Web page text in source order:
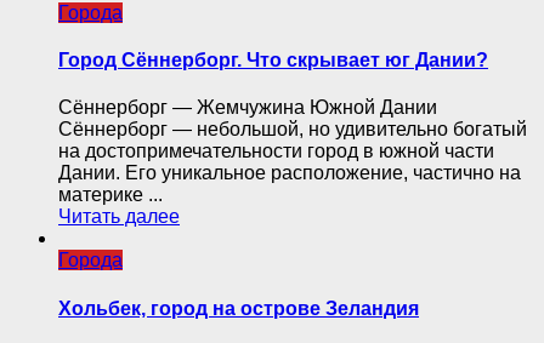
Города
Город Сённерборг. Что скрывает юг Дании?
Сённерборг — Жемчужина Южной Дании
Сённерборг — небольшой, но удивительно богатый
на достопримечательности город в южной части
Дании. Его уникальное расположение, частично на
материке ...
Читать далее
Города
Хольбек, город на острове Зеландия